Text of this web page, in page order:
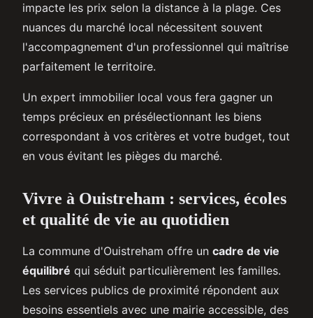
impacte les prix selon la distance à la plage. Ces
nuances du marché local nécessitent souvent
l'accompagnement d'un professionnel qui maîtrise
parfaitement le territoire.
Un expert immobilier local vous fera gagner un
temps précieux en présélectionnant les biens
correspondant à vos critères et votre budget, tout
en vous évitant les pièges du marché.
Vivre à Ouistreham : services, écoles
et qualité de vie au quotidien
La commune d'Ouistreham offre un cadre de vie
équilibré qui séduit particulièrement les familles.
Les services publics de proximité répondent aux
besoins essentiels avec une mairie accessible, des